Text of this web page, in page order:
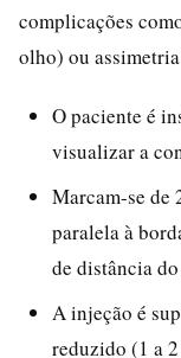
complicações
olho) ou
O paciente é
visualizar a
Marcam-se de
paralela à
de distância
A injeção é
reduzido (1 a